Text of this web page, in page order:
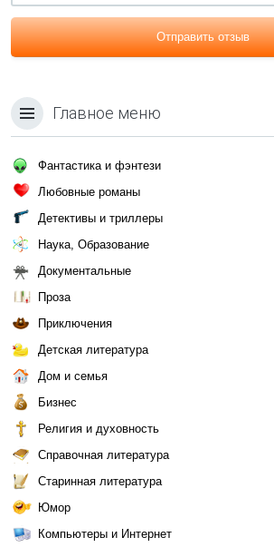
Отправить отзыв
Главное меню
Фантастика и фэнтези
Любовные романы
Детективы и триллеры
Наука, Образование
Документальные
Проза
Приключения
Детская литература
Дом и семья
Бизнес
Религия и духовность
Справочная литература
Старинная литература
Юмор
Компьютеры и Интернет